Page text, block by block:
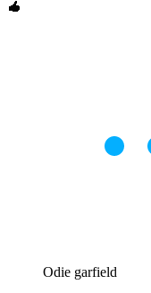
Odie garfield